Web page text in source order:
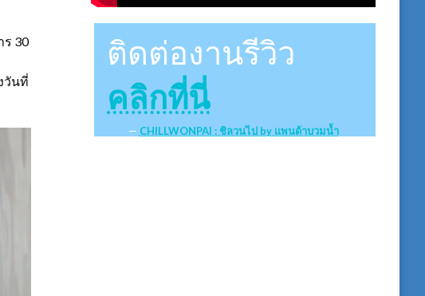
30
วันที่
ติดต่องานรีวิว
คลิกที่นี่
CHILLWONPAI : ชิลวนไป by แพนด้าบวมน้ำ